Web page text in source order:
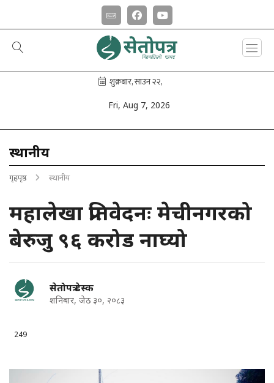
Fri, Aug 7, 2026
स्थानीय
गृहपृष्ठ स्थानीय
महालेखा प्रतिवेदनः मेचीनगरको
बेरुजु ९६ करोड नाघ्यो
सेतोपत्र डेस्क
शनिबार, जेठ ३०, २०८३
249